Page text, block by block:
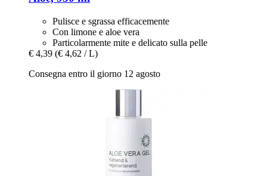
Pulisce e sgrassa efficacemente
Con limone e aloe vera
Particolarmente mite e delicato sulla pelle
€ 4,39 (€ 4,62 / L)
Consegna entro il giorno 12 agosto